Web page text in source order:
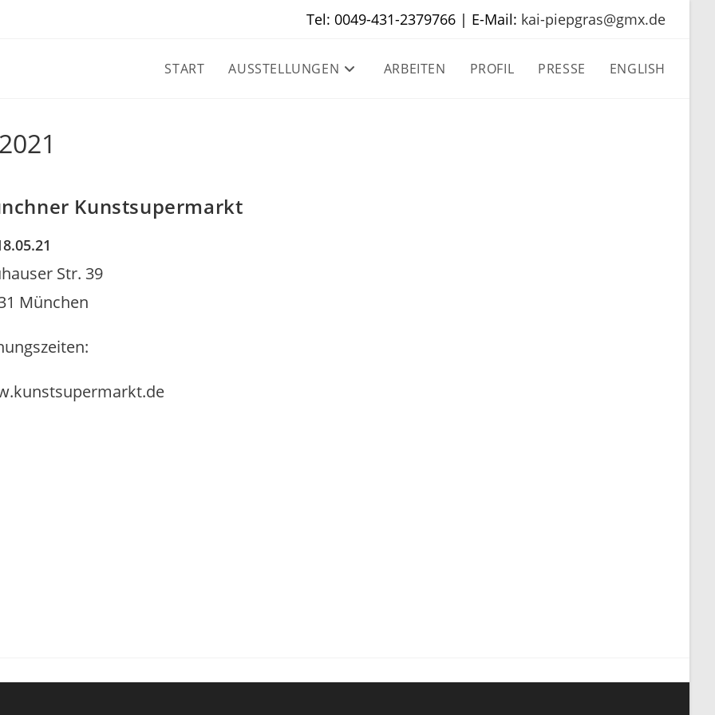
Tel: 0049-431-2379766 | E-Mail: kai-piepgras@gmx.de
START AUSSTELLUNGEN ARBEITEN PROFIL PRESSE ENGLISH
Kunstsupermarkt
Str. 39
München